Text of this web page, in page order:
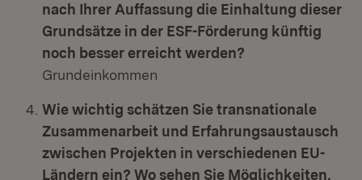
nach Ihrer Auffassung die Einhaltung dieser
Grundsätze in der ESF-Förderung künftig
noch besser erreicht werden?
Grundeinkommen
Wie wichtig schätzen Sie transnationale
Zusammenarbeit und Erfahrungsaustausch
zwischen Projekten in verschiedenen EU-
Ländern ein? Wo sehen Sie Möglichkeiten,